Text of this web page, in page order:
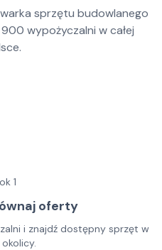
sprzętu budowlanego
900 wypożyczalni w całej
1
oferty
i znajdź dostępny sprzęt w